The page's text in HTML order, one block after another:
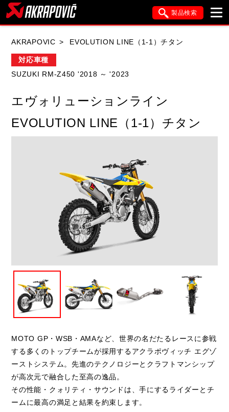
製品検索
FANTIC GASGAS GILERA
HUSQVANA
KIMCO KTM
SYM TRIUMPH
AKRAPOVIC EVOLUTION LINE（1-1）チタン
対応車種
SUZUKI RM-Z450 '2018 ～ '2023
エヴォリューションライン
EVOLUTION LINE（1-1）チタン
MOTO GP・WSB・AMAなど、世界の名だたるレースに参戦
する多くのトップチームが採用するアクラポヴィッチ エグゾ
ーストシステム。先進のテクノロジーとクラフトマンシップ
が高次元で融合した至高の逸品。
その性能・クォリティ・サウンドは、手にするライダーとチ
ームに最高の満足と結果を約束します。